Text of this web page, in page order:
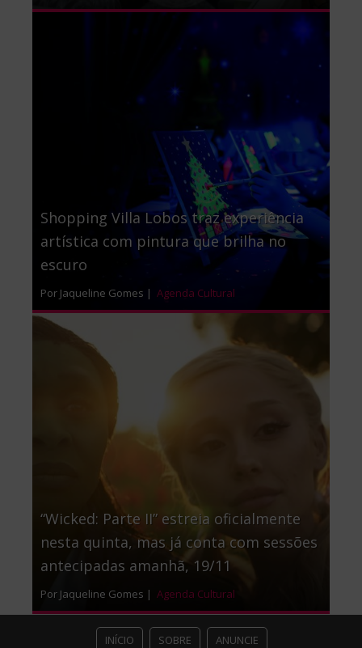
Shopping Villa Lobos traz experiência
artística com pintura que brilha no
escuro
Por Jaqueline Gomes | Agenda Cultural
“Wicked: Parte II” estreia oficialmente
nesta quinta, mas já conta com sessões
antecipadas amanhã, 19/11
Por Jaqueline Gomes | Agenda Cultural
INÍCIO SOBRE ANUNCIE